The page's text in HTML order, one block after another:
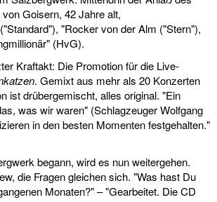
Goisern, 42 Jahre alt,
"Rocker von der Alm ("Stern"),
(HvG).
Kraftakt: Die Promotion für die Live-
. Gemixt aus mehr als 20 Konzerten
ist drübergemischt, alles original. "Ein
was wir waren" (Schlagzeuger Wolfgang
in den besten Momenten festgehalten."
begann, wird es nun weitergehen.
die Fragen gleichen sich. "Was hast Du
Monaten?" – "Gearbeitet. Die CD